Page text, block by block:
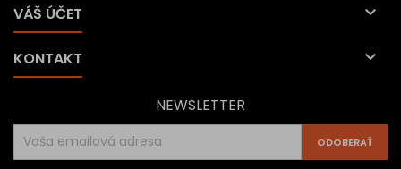
VÁŠ ÚČET 
KONTAKT 
NEWSLETTER